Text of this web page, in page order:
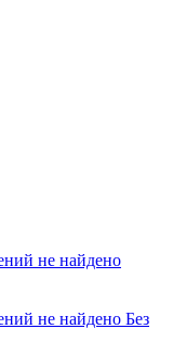
не найдено
не найдено Без